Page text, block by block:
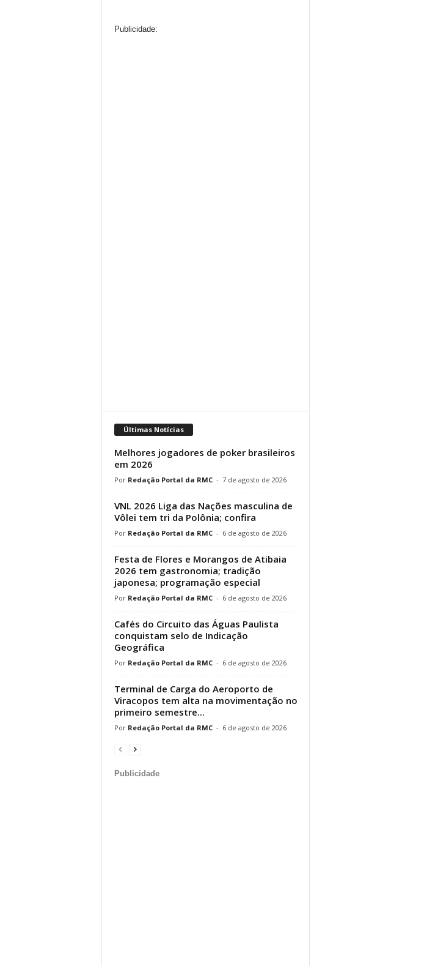
Publicidade:
Últimas Notícias
Melhores jogadores de poker brasileiros
em 2026
Redação Portal da RMC - 7 de agosto de 2026
VNL 2026 Liga das Nações masculina de
Vôlei tem tri da Polônia; confira
Redação Portal da RMC - 6 de agosto de 2026
Festa de Flores e Morangos de Atibaia
2026 tem gastronomia; tradição
japonesa; programação especial
Redação Portal da RMC - 6 de agosto de 2026
Cafés do Circuito das Águas Paulista
conquistam selo de Indicação
Geográfica
Redação Portal da RMC - 6 de agosto de 2026
Terminal de Carga do Aeroporto de
Viracopos tem alta na movimentação no
primeiro semestre...
Redação Portal da RMC - 6 de agosto de 2026
Publicidade